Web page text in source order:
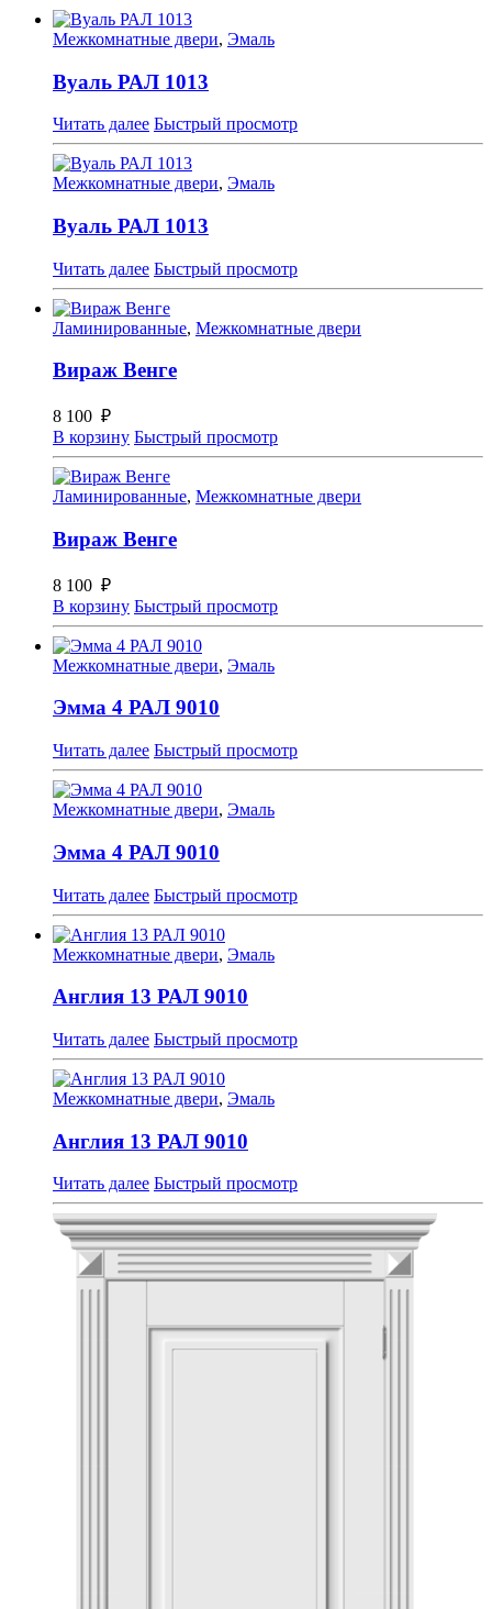
Межкомнатные двери, Эмаль
Вуаль РАЛ 1013
Читать далее Быстрый просмотр
Межкомнатные двери, Эмаль
Вуаль РАЛ 1013
Читать далее Быстрый просмотр
Ламинированные, Межкомнатные двери
Вираж Венге
8 100 ₽
В корзину Быстрый просмотр
Ламинированные, Межкомнатные двери
Вираж Венге
8 100 ₽
В корзину Быстрый просмотр
Межкомнатные двери, Эмаль
Эмма 4 РАЛ 9010
Читать далее Быстрый просмотр
Межкомнатные двери, Эмаль
Эмма 4 РАЛ 9010
Читать далее Быстрый просмотр
Межкомнатные двери, Эмаль
Англия 13 РАЛ 9010
Читать далее Быстрый просмотр
Межкомнатные двери, Эмаль
Англия 13 РАЛ 9010
Читать далее Быстрый просмотр